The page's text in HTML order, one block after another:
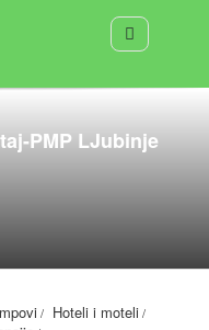
PMP LJubinje
Hoteli i moteli